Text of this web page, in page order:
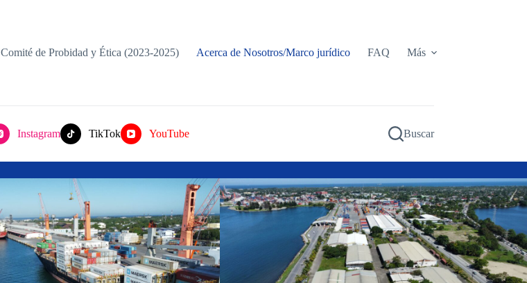
Comité de Probidad y Ética (2023-2025) Acerca de Nosotros/Marco jurídico FAQ Más
Instagram TikTok YouTube Buscar